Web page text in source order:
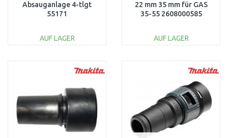
Absauganlage 4-tlgt
55171
AUF LAGER
22 mm 35 mm für GAS
35-55 2608000585
AUF LAGER
Vergleichen